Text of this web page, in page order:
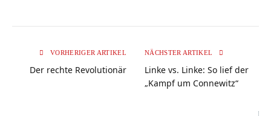
VORHERIGER ARTIKEL
Der rechte Revolutionär
NÄCHSTER ARTIKEL
Linke vs. Linke: So lief der
„Kampf um Connewitz“